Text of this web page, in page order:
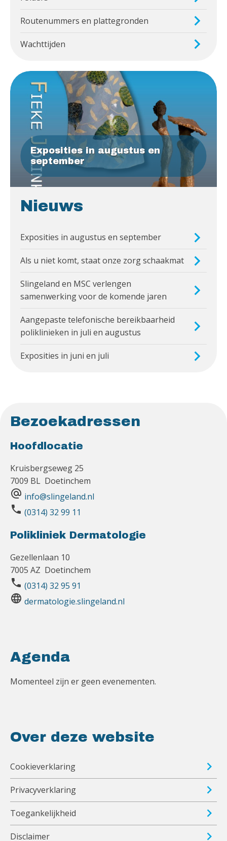
Routenummers en plattegronden
Wachttijden
Exposities in augustus en
september
Nieuws
Exposities in augustus en september
Als u niet komt, staat onze zorg schaakmat
Slingeland en MSC verlengen
samenwerking voor de komende jaren
Aangepaste telefonische bereikbaarheid
poliklinieken in juli en augustus
Exposities in juni en juli
Bezoekadressen
Hoofdlocatie
Kruisbergseweg 25
7009 BL Doetinchem
alternate_email info@slingeland.nl
phone (0314) 32 99 11
Polikliniek Dermatologie
Gezellenlaan 10
7005 AZ Doetinchem
phone (0314) 32 95 91
language dermatologie.slingeland.nl
Agenda
Momenteel zijn er geen evenementen.
Over deze website
Cookieverklaring
Privacyverklaring
Toegankelijkheid
Disclaimer